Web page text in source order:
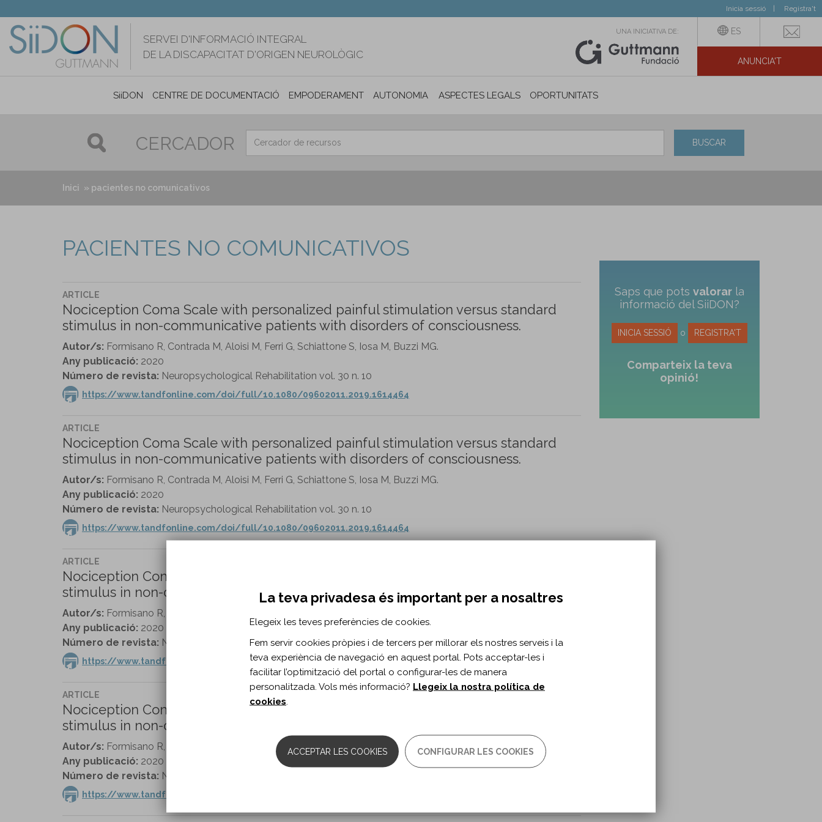
contingut
Inicia sessió Registra't
SERVEI D'INFORMACIÓ INTEGRAL
DE LA DISCAPACITAT D'ORIGEN NEUROLÒGIC
UNA INICIATIVA DE: ES
ANUNCIA'T
SiiDON CENTRE DE DOCUMENTACIÓ EMPODERAMENT AUTONOMIA PERSONAL I INCLUSIÓ SOCIAL
ASPECTES LEGALS OPORTUNITATS
CERCADOR BUSCAR
Inici pacientes no comunicativos
PACIENTES NO COMUNICATIVOS
ARTICLE
Nociception Coma Scale with personalized painful stimulation versus standard
stimulus in non-communicative patients with disorders of consciousness.
Autor/s: Formisano R, Contrada M, Aloisi M, Ferri G, Schiattone S, Iosa M, Buzzi MG.
Any publicació: 2020
Número de revista: Neuropsychological Rehabilitation vol. 30 n. 10
https://www.tandfonline.com/doi/full/10.1080/09602011.2019.1614464
ARTICLE
Nociception Coma Scale with personalized painful stimulation versus standard
stimulus in non-communicative patients with disorders of consciousness.
Autor/s: Formisano R, Contrada M, Aloisi M, Ferri G, Schiattone S, Iosa M, Buzzi MG.
Any publicació: 2020
Número de revista: Neuropsychological Rehabilitation vol. 30 n. 10
https://www.tandfonline.com/doi/full/10.1080/09602011.2019.1614464
ARTICLE
Nociception Coma Scale with personalized painful stimulation versus standard
stimulus in non-communicative patients with disorders of consciousness.
Autor/s: Formisano R, Contrada M, Aloisi M, Ferri G, Schiattone S, Iosa M, Buzzi MG.
Any publicació: 2020
Número de revista: Neuropsychological Rehabilitation vol. 30 n. 10
https://www.tandfonline.com/doi/full/10.1080/09602011.2019.1614464
ARTICLE
Nociception Coma Scale with personalized painful stimulation versus standard
stimulus in non-communicative patients with disorders of consciousness.
Autor/s: Formisano R, Contrada M, Aloisi M, Ferri G, Schiattone S, Iosa M, Buzzi MG.
Any publicació: 2020
Número de revista: Neuropsychological Rehabilitation vol. 30 n. 10
https://www.tandfonline.com/doi/full/10.1080/09602011.2019.1614464
Saps que pots valorarla
informació del SiiDON?
INICIA SESSIÓ o REGISTRA'T
Comparteix la teva
opinió!
La teva privadesa és important per a nosaltres
Elegeix les teves preferències de cookies.
Fem servir cookies pròpies i de tercers per millorar els nostres serveis i la
teva experiència de navegació en aquest portal. Pots acceptar-les i
facilitar l’optimització del portal o configurar-les de manera
personalitzada. Vols més informació? Llegeix la nostra política de
cookies
ACCEPTAR LES COOKIES CONFIGURAR LES COOKIES